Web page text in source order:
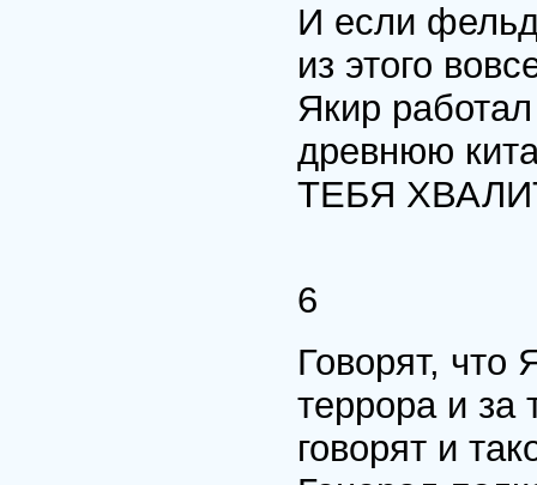
И если
из этого
Якир
древнюю
ТЕБЯ
6
Говорят, что
террора и за
говорят и